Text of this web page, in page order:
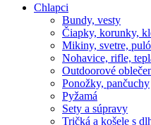
Chlapci
Bundy, vesty
Čiapky, korunky,
Mikiny, svetre,
Nohavice, rifle,
Outdoorové
Ponožky, pančuchy
Pyžamá
Sety a súpravy
Tričká a košele s